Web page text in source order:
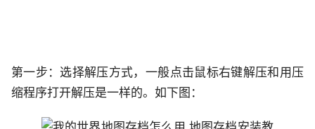
第一步：选择解压方式，一般点击鼠标右键解压和用压
缩程序打开解压是一样的。如下图：